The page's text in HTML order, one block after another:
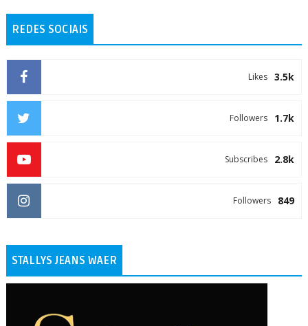
REDES SOCIAIS
3.5k
Likes
1.7k
Followers
2.8k
Subscribes
849
Followers
STALLYS JEANS WAER